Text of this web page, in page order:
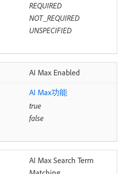
REQUIRED
NOT_REQUIRED
UNSPECIFIED
AI Max Enabled
AI Max功能
true
false
AI Max Search Term